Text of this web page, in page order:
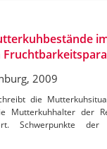
2009
die
Mutterkuhhalter der
Schwerpunkte